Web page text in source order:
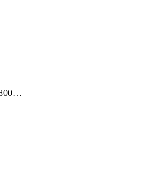
800…